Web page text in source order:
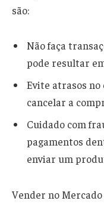
são:
Não faça
pode resultar
Evite atrasos no
cancelar a
Cuidado com
pagamentos
enviar um
Vender no